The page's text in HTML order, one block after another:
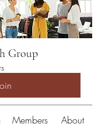
Group
Members About